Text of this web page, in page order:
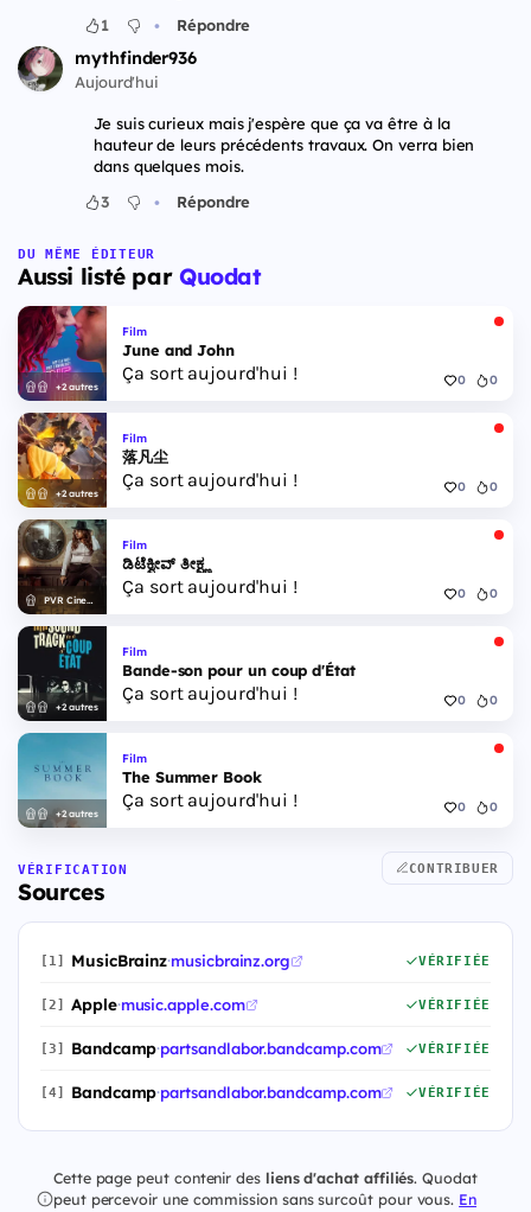
1
• Répondre
mythfinder936
Aujourd'hui
Je suis curieux mais j'espère que ça va être à la
hauteur de leurs précédents travaux. On verra bien
dans quelques mois.
3
• Répondre
DU MÊME ÉDITEUR
Aussi listé par Quodat
+2 autres
Film
June and John
Ça sort aujourd'hui ! 0 0
+2 autres
Film
落凡尘
Ça sort aujourd'hui ! 0 0
PVR Cinemas
Film
ಡಿಟೆಕ್ವೀವ್ ತೀಕ್ಷ್ಣ
Ça sort aujourd'hui ! 0 0
+2 autres
Film
Bande-son pour un coup d'État
Ça sort aujourd'hui ! 0 0
+2 autres
Film
The Summer Book
Ça sort aujourd'hui ! 0 0
VÉRIFICATION
Sources
CONTRIBUER
[1] MusicBrainz·musicbrainz.org VÉRIFIÉE
[2] Apple·music.apple.com VÉRIFIÉE
[3] Bandcamp·partsandlabor.bandcamp.com VÉRIFIÉE
[4] Bandcamp·partsandlabor.bandcamp.com VÉRIFIÉE
Cette page peut contenir des liens d'achat affiliés. Quodat
peut percevoir une commission sans surcoût pour vous. En